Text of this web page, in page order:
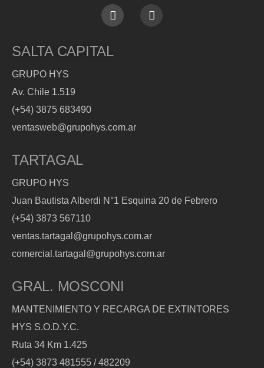
SALTA CAPITAL
GRUPO HYS
Av. Chile 1.519
(+54) 3875 683490
ventasweb@grupohys.com.ar
TARTAGAL
GRUPO HYS
Juan Bautista Alberdi N°1 Esquina 20 de Febrero
(+54) 3873 567110
ventas.tartagal@grupohys.com.ar
comercial.tartagal@grupohys.com.ar
GRAL. MOSCONI
MANTENIMIENTO Y RECARGA DE EXTINTORES
HYS S.O.D.Y.C.
Ruta 34 Km 1.425
(+54) 3873 481555 / 482209